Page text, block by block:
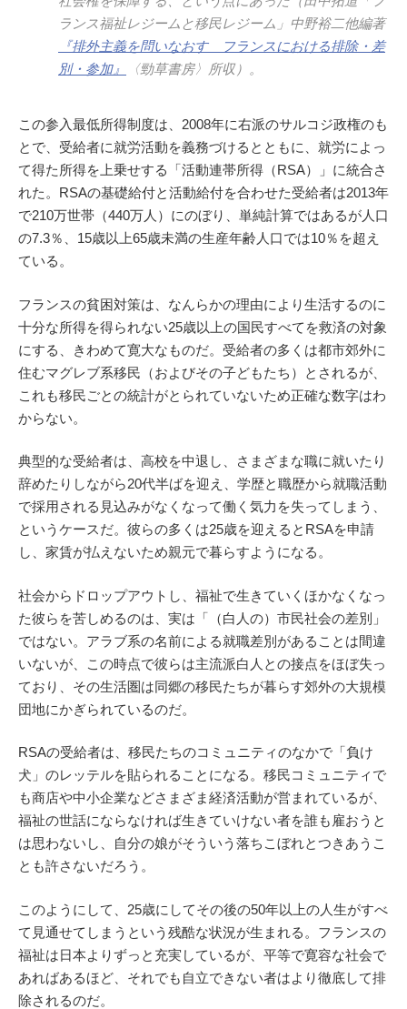
ランス福祉レジームと移民レジーム」中野裕二他編著
『排外主義を問いなおす フランスにおける排除・差
別・参加』
〈勁草書房〉所収）。
この参入最低所得制度は、2008年に右派のサルコジ政権のも
とで、受給者に就労活動を義務づけるとともに、就労によっ
て得た所得を上乗せする「活動連帯所得（RSA）」に統合さ
れた。RSAの基礎給付と活動給付を合わせた受給者は2013年
で210万世帯（440万人）にのぼり、単純計算ではあるが人口
の7.3％、15歳以上65歳未満の生産年齢人口では10％を超え
ている。
フランスの貧困対策は、なんらかの理由により生活するのに
十分な所得を得られない25歳以上の国民すべてを救済の対象
にする、きわめて寛大なものだ。受給者の多くは都市郊外に
住むマグレブ系移民（およびその子どもたち）とされるが、
これも移民ごとの統計がとられていないため正確な数字はわ
からない。
典型的な受給者は、高校を中退し、さまざまな職に就いたり
辞めたりしながら20代半ばを迎え、学歴と職歴から就職活動
で採用される見込みがなくなって働く気力を失ってしまう、
というケースだ。彼らの多くは25歳を迎えるとRSAを申請
し、家賃が払えないため親元で暮らすようになる。
社会からドロップアウトし、福祉で生きていくほかなくなっ
た彼らを苦しめるのは、実は「（白人の）市民社会の差別」
ではない。アラブ系の名前による就職差別があることは間違
いないが、この時点で彼らは主流派白人との接点をほぼ失っ
ており、その生活圏は同郷の移民たちが暮らす郊外の大規模
団地にかぎられているのだ。
RSAの受給者は、移民たちのコミュニティのなかで「負け
犬」のレッテルを貼られることになる。移民コミュニティで
も商店や中小企業などさまざま経済活動が営まれているが、
福祉の世話にならなければ生きていけない者を誰も雇おうと
は思わないし、自分の娘がそういう落ちこぼれとつきあうこ
とも許さないだろう。
このようにして、25歳にしてその後の50年以上の人生がすべ
て見通せてしまうという残酷な状況が生まれる。フランスの
福祉は日本よりずっと充実しているが、平等で寛容な社会で
あればあるほど、それでも自立できない者はより徹底して排
除されるのだ。